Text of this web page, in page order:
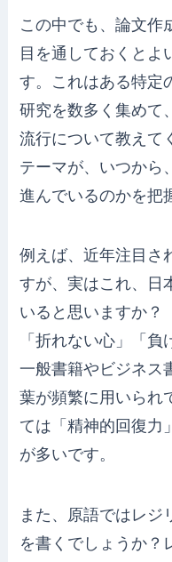
この中でも、論文作
目を通しておくとよ
す。これはある特定
研究を数多く集めて
流行について教えて
テーマが、いつから
進んでいるのかを把
例えば、近年注目さ
すが、実はこれ、日
いると思いますか？
「折れない心」「負
一般書籍やビジネス
葉が頻繁に用いられ
ては「精神的回復力
が多いです。
また、原語ではレジ
を書くでしょうか？